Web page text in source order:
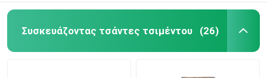
Τσάντα Ad Star
Συσκευάζοντας τσάντες τσιμέντου (26)